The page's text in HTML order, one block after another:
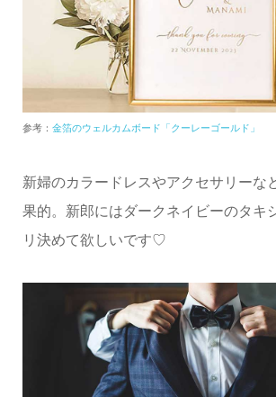
参考： 金箔のウェルカムボード「クーレーゴールド」
新婦のカラードレスやアクセサリーな
果的。新郎にはダークネイビーのタキ
リ決めて欲しいです♡